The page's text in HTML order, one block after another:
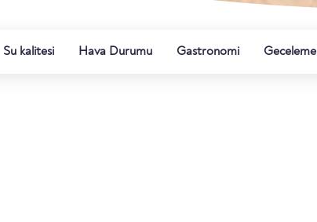
Su kalitesi Hava Durumu Gastronomi Geceleme